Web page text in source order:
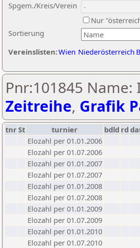
Sortierung
Spgem./Kreis/Verein
Nur
Vereinslisten:Wien Niederösterreich
Pnr:101845
Zeitreihe, Grafik
tnrSt turnier bdld rd
Elozahl per 01.01.2006
Elozahl per 01.07.2006
Elozahl per 01.01.2007
Elozahl per 01.07.2007
Elozahl per 01.01.2008
Elozahl per 01.07.2008
Elozahl per 01.01.2009
Elozahl per 01.07.2009
Elozahl per 01.01.2010
Elozahl per 01.07.2010